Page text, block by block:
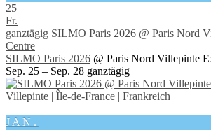
25
Fr.
ganztägig SILMO Paris 2026 @ Paris Nord
Centre
SILMO Paris 2026 @ Paris Nord Villepinte
Sep. 25 – Sep. 28 ganztägig
JAN.